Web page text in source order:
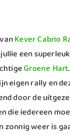
Kever Cabrio
een
Groene Hart
eigen rally en
door de
die iedereen
zonnig weer is